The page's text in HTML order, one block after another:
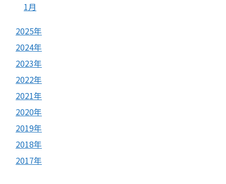
1月
2025年
2024年
2023年
2022年
2021年
2020年
2019年
2018年
2017年